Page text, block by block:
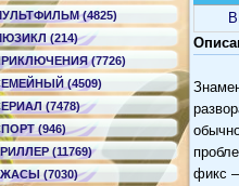
(4825)
(214)
(7726)
(4509)
(7478)
(946)
(11769)
(7030)
фикс